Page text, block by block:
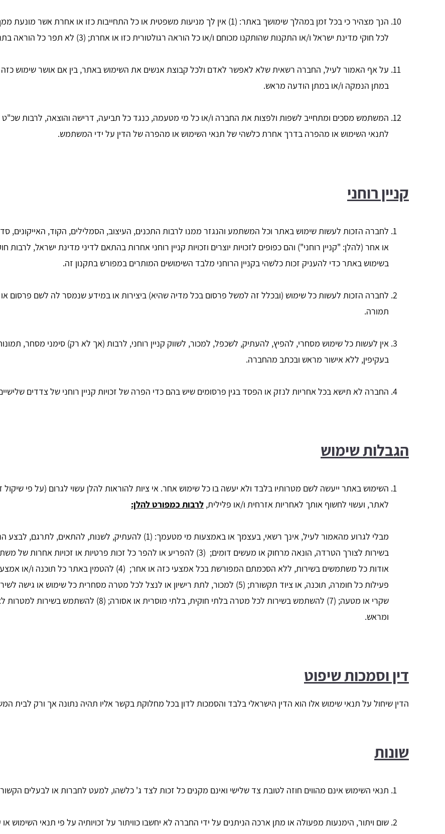
לכל חוקי מדינת ישראל ו/או התקנות שהותקנו מכוחם ו/או כל הוראה רגולטורית כזו או אחרת; (3) לא תפר כל הוראה בתנאי שימוש אלה.
על אף האמור לעיל, החברה רשאית שלא לאפשר לאדם ולכל קבוצת אנשים את השימוש באתר, בין אם אושר שימוש כזה
במתן הנמקה ו/או במתן הודעה מראש.
המשתמש מסכים ומתחייב לשפות ולפצות את החברה ו/או כל מי מטעמה, כנגד כל תביעה, דרישה והוצאה, לרבות
לתנאי השימוש או מהפרה בדרך אחרת כלשהי של תנאי השימוש או מהפרה של הדין על ידי המשתמש.
קניין רוחני
לחברה הזכות לעשות שימוש באתר וכל המשתמע והנגזר ממנו לרבות התכנים, העיצוב, הסמלילים, הקוד, האייקונים, סדר
בשימוש באתר כדי להעניק זכות כלשהי בקניין הרוחני מלבד השימושים המותרים במפורש בתקנון זה.
לחברה הזכות לעשות כל שימוש (ובכלל זה למשל פרסום בכל מדיה שהיא) ביצירות או במידע שנמסר לה לשם פרסום
תמורה.
אין לעשות כל שימוש מסחרי, להפיץ, להעתיק, לשכפל, למכור, לשווק קניין רוחני, לרבות (אך לא רק) סימני מסחר,
בעקיפין, ללא אישור מראש ובכתב מהחברה.
החברה לא תישא בכל אחריות לנזק או הפסד בגין פרסומים שיש בהם כדי הפרה של זכויות קניין רוחני של צדדים
הגבלות שימוש
השימוש באתר ייעשה לשם מטרותיו בלבד ולא יעשה בו כל שימוש אחר. אי ציות להוראות להלן עשוי לגרום (על פי
לאתר, ועשוי לחשוף אותך לאחריות אזרחית ו/או פלילית, לרבות כמפורט להלן:
בשירות לצורך הטרדה, הונאה מרחוק או מעשים דומים; (3) להפריע או להפר כל זכות
אודות כל משתמשים בשירות, ללא הסכמתם המפורשת בכל אמצעי כזה
שקרי או מטעה; (7) להשתמש בשירות לכל מטרה בלתי
ומראש.
דין וסמכות שיפוט
הדין שיחול על תנאי שימוש אלו הוא הדין הישראלי בלבד והסמכות לדון בכל מחלוקת בקשר אליו תהיה נתונה אך ורק לבית
שונות
תנאי השימוש אינם מהווים חוזה לטובת צד שלישי ואינם מקנים כל זכות לצד ג' כלשהו, למעט לחברות או לבעלים
שום ויתור, הימנעות מפעולה או מתן ארכה הניתנים על ידי החברה לא יחשבו כוויתור על זכויותיה על פי תנאי השימוש